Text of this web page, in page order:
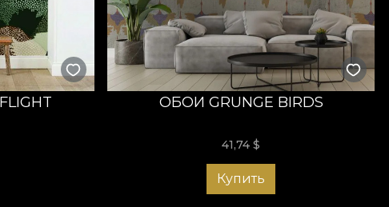
ОБОИ GRUNGE BIRDS
41,74$
Купить